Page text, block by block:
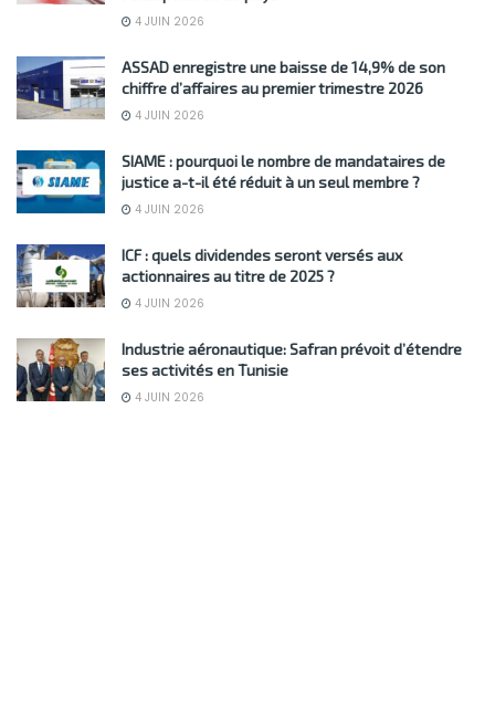
4 JUIN 2026
ASSAD enregistre une baisse de 14,9% de son
chiffre d’affaires au premier trimestre 2026
4 JUIN 2026
SIAME : pourquoi le nombre de mandataires de
justice a-t-il été réduit à un seul membre ?
4 JUIN 2026
ICF : quels dividendes seront versés aux
actionnaires au titre de 2025 ?
4 JUIN 2026
Industrie aéronautique: Safran prévoit d’étendre
ses activités en Tunisie
4 JUIN 2026